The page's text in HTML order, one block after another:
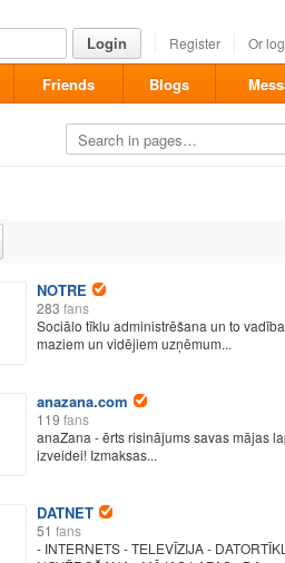
Login Register Or
Friends Blogs
NOTRE
283 fans
Sociālo tīklu administrēšana un to
maziem un vidējiem uzņēmum...
anazana.com
119 fans
anaZana - ērts risinājums savas mājas
izveidei! Izmaksas...
DATNET
51 fans
- INTERNETS - TELEVĪZIJA -